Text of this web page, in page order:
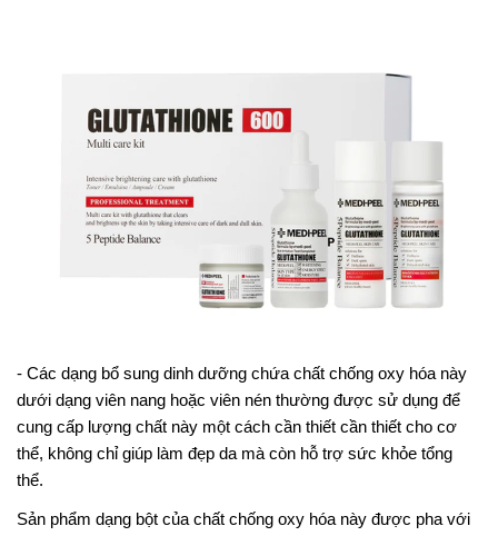
- Các dạng bổ sung dinh dưỡng chứa chất chống oxy hóa này
dưới dạng viên nang hoặc viên nén thường được sử dụng để
cung cấp lượng chất này một cách cần thiết cần thiết cho cơ
thể, không chỉ giúp làm đẹp da mà còn hỗ trợ sức khỏe tổng
thể.
Sản phẩm dạng bột của chất chống oxy hóa này được pha với